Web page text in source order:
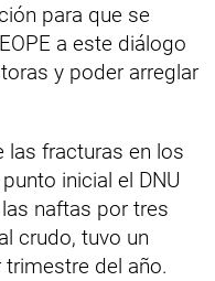
para que se
a este diálogo
y poder arreglar
las fracturas en los
inicial el DNU
naftas por tres
crudo, tuvo un
del año.